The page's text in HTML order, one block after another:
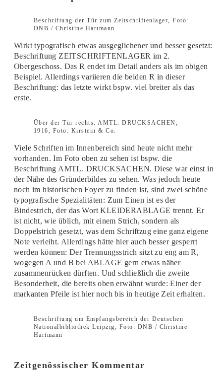
Beschriftung der Tür zum Zeitschriftenlager, Foto:
DNB / Christine Hartmann
Wirkt typografisch etwas ausgeglichener und besser gesetzt:
Beschriftung ZEITSCHRIFTENLAGER im 2.
Obergeschoss. Das R endet im Detail anders als im obigen
Beispiel. Allerdings variieren die beiden R in dieser
Beschriftung: das letzte wirkt bspw. viel breiter als das
erste.
Über der Tür rechts: AMTL. DRUCKSACHEN,
1916, Foto: Kirstein & Co.
Viele Schriften im Innenbereich sind heute nicht mehr
vorhanden. Im Foto oben zu sehen ist bspw. die
Beschriftung AMTL. DRUCKSACHEN. Diese war einst in
der Nähe des Gründerbildes zu sehen. Was jedoch heute
noch im historischen Foyer zu finden ist, sind zwei schöne
typografische Spezialitäten: Zum Einen ist es der
Bindestrich, der das Wort KLEIDERABLAGE trennt. Er
ist nicht, wie üblich, mit einem Strich, sondern als
Doppelstrich gesetzt, was dem Schriftzug eine ganz eigene
Note verleiht. Allerdings hätte hier auch besser gesperrt
werden können: Der Trennungsstrich sitzt zu eng am R,
wogegen A und B bei ABLAGE gern etwas näher
zusammenrücken dürften. Und schließlich die zweite
Besonderheit, die bereits oben erwähnt wurde: Einer der
markanten Pfeile ist hier noch bis in heutige Zeit erhalten.
Beschriftung um Empfangsbereich der Deutschen
Nationalbibliothek Leipzig, Foto: DNB / Christine
Hartmann
Zeitgenössischer Kommentar